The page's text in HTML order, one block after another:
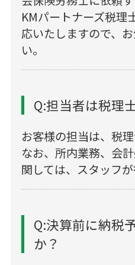
KMパートナーズ税理
応いたしますので、
い。
Q:担当者は税理
お客様の担当は、税理
なお、所内業務、会
関しては、スタッフが
Q:決算前に納税
か？